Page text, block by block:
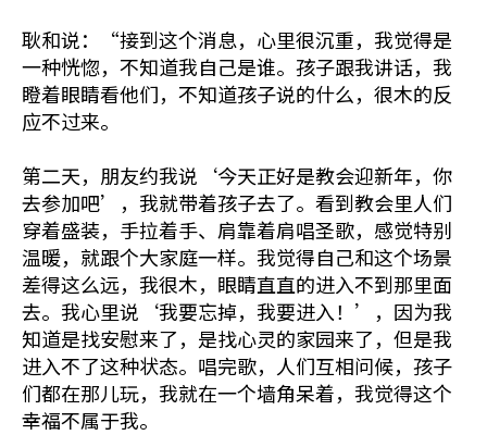
耿和说：“接到这个消息，心里很沉重，我觉得是
一种恍惚，不知道我自己是谁。孩子跟我讲话，我
瞪着眼睛看他们，不知道孩子说的什么，很木的反
应不过来。
第二天，朋友约我说‘今天正好是教会迎新年，你
去参加吧’，我就带着孩子去了。看到教会里人们
穿着盛装，手拉着手、肩靠着肩唱圣歌，感觉特别
温暖，就跟个大家庭一样。我觉得自己和这个场景
差得这么远，我很木，眼睛直直的进入不到那里面
去。我心里说‘我要忘掉，我要进入！’，因为我
知道是找安慰来了，是找心灵的家园来了，但是我
进入不了这种状态。唱完歌，人们互相问候，孩子
们都在那儿玩，我就在一个墙角呆着，我觉得这个
幸福不属于我。